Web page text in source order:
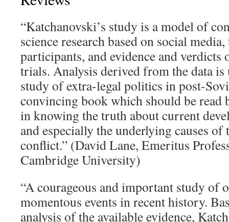
“Katchanovski’s study is a model of
science research based on social
participants, and evidence and verdicts
trials. Analysis derived from the data
study of extra-legal politics in post-
convincing book which should be read
in knowing the truth about current
and especially the underlying causes
conflict.” (David Lane, Emeritus
Cambridge University)
“A courageous and important study of
momentous events in recent history.
analysis of the available evidence,